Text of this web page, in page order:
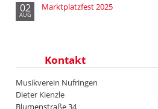
02
AUG
Marktplatzfest 2025
Kontakt
Musikverein Nufringen
Dieter Kienzle
Blumenstraße 34